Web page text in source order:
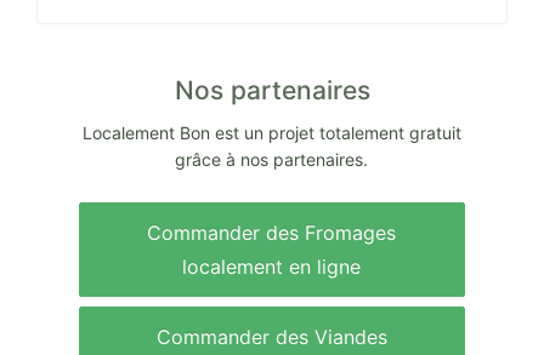
Nos partenaires
Localement Bon est un projet totalement gratuit
grâce à nos partenaires.
Commander des Fromages
localement en ligne
Commander des Viandes